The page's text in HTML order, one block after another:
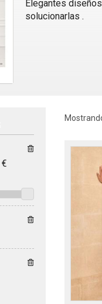
Elegantes
solucionarlas .